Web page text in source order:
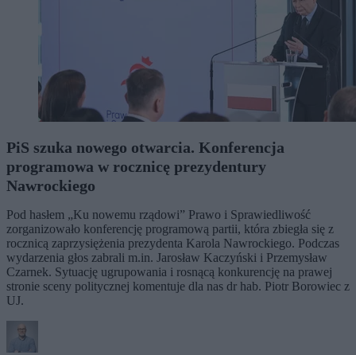
PiS szuka nowego otwarcia. Konferencja
programowa w rocznicę prezydentury
Nawrockiego
Pod hasłem „Ku nowemu rządowi” Prawo i Sprawiedliwość
zorganizowało konferencję programową partii, która zbiegła się z
rocznicą zaprzysiężenia prezydenta Karola Nawrockiego. Podczas
wydarzenia głos zabrali m.in. Jarosław Kaczyński i Przemysław
Czarnek. Sytuację ugrupowania i rosnącą konkurencję na prawej
stronie sceny politycznej komentuje dla nas dr hab. Piotr Borowiec z
UJ.